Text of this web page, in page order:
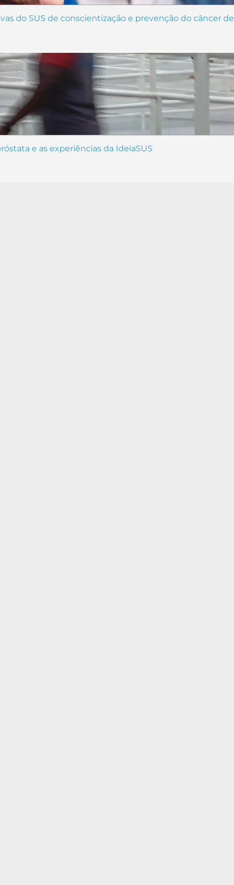
do SUS de conscientização e prevenção do câncer
e as experiências da IdeiaSUS